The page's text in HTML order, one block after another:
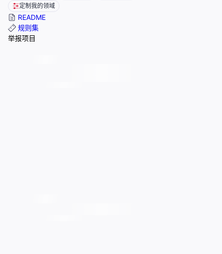
定制我的领域
README
规则集
举报项目